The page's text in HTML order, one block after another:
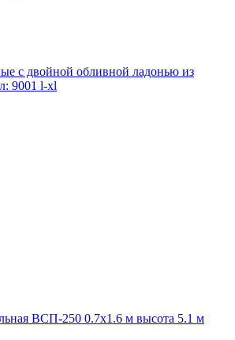
с двойной обливной ладонью из
9001 l-xl
ВСП-250 0.7х1.6 м высота 5.1 м